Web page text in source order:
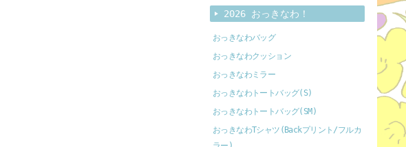
2026 おっきなわ！
おっきなわバッグ
おっきなわクッション
おっきなわミラー
おっきなわトートバッグ(S)
おっきなわトートバッグ(SM)
おっきなわTシャツ(Backプリント/フルカ